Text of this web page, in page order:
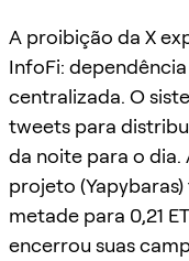
A proibição da X
InfoFi:
centralizada. O
tweets para
da noite para o dia.
projeto
metade para 0,21
encerrou suas